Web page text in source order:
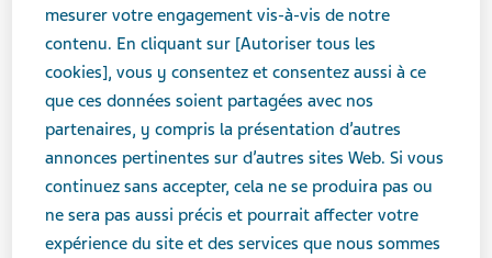
Face à la maladie chronique
: se réconcilier avec la
nouvelle normalité
mesurer votre engagement vis-à-vis de notre
contenu. En cliquant sur [Autoriser tous les
cookies], vous y consentez et consentez aussi à ce
que ces données soient partagées avec nos
partenaires, y compris la présentation d’autres
annonces pertinentes sur d’autres sites Web. Si vous
continuez sans accepter, cela ne se produira pas ou
ne sera pas aussi précis et pourrait affecter votre
expérience du site et des services que nous sommes